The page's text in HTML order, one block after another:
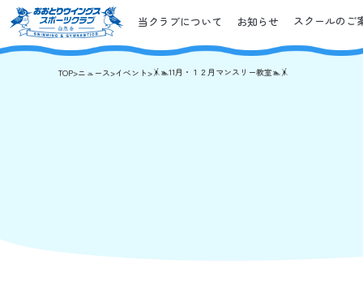
当クラブについて お知らせ スクールのご
TOP>ニュース>イベント>🤸🏊11月・１２月マンスリー教室🏊🤸